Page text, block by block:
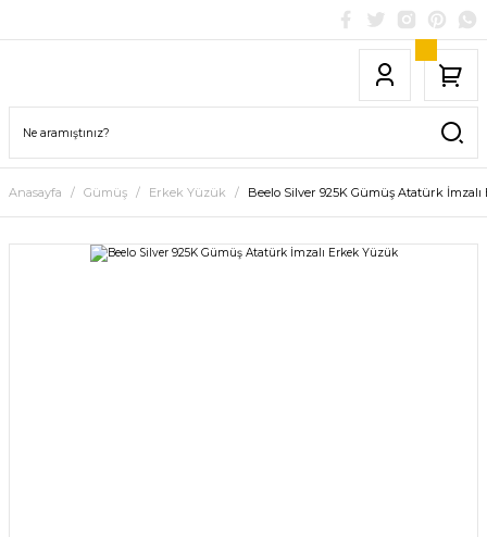
Anasayfa Gümüş Erkek Yüzük Beelo Silver 925K Gümüş Atatürk